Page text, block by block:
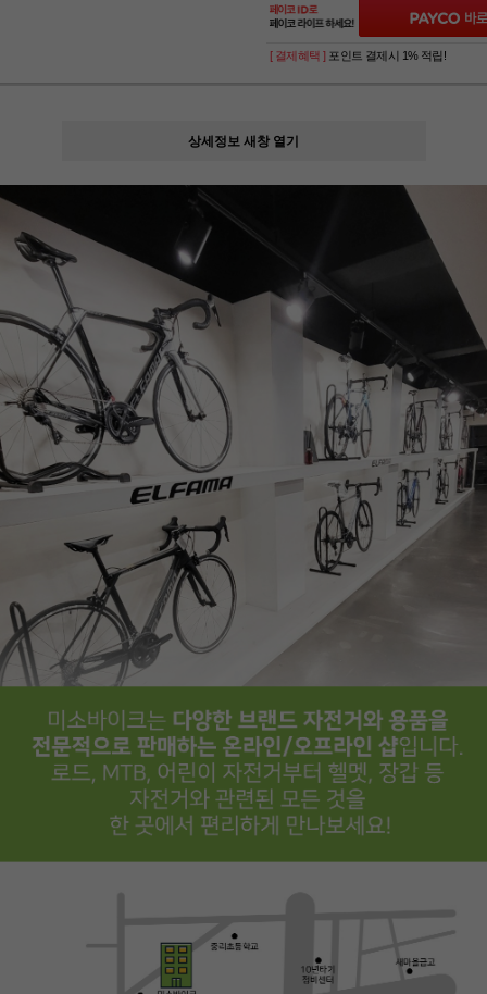
페이코 ID로
[ 결제혜택 ] 포인트 결제시 1% 적립!
상세정보 새창 열기